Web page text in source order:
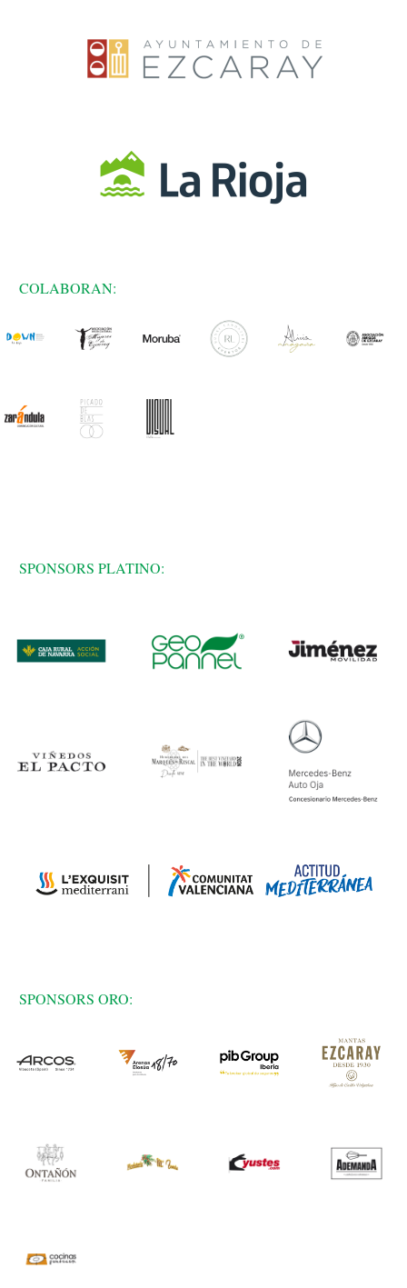
COLABORAN:
SPONSORS PLATINO:
SPONSORS ORO: